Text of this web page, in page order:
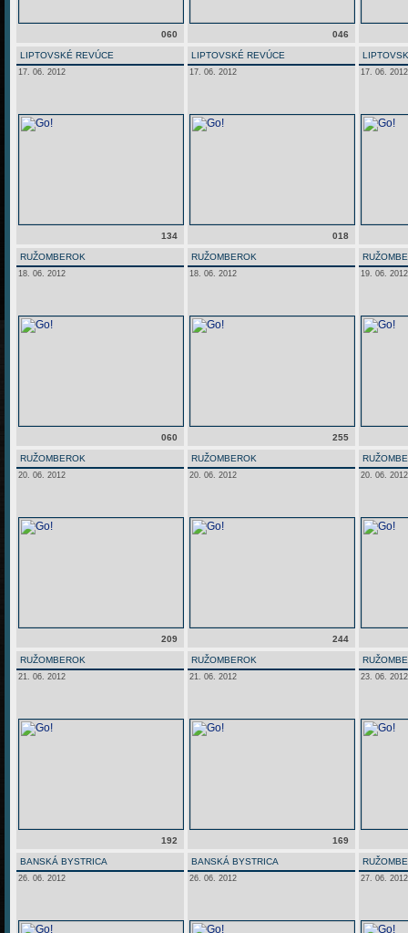
060 046
LIPTOVSKÉ REVÚCE
17. 06. 2012
134
LIPTOVSKÉ REVÚCE
17. 06. 2012
018
17. 06. 2012
RUŽOMBEROK
18. 06. 2012
060
RUŽOMBEROK
18. 06. 2012
255
19. 06. 2012
RUŽOMBEROK
20. 06. 2012
209
RUŽOMBEROK
20. 06. 2012
244
20. 06. 2012
RUŽOMBEROK
21. 06. 2012
192
RUŽOMBEROK
21. 06. 2012
169
23. 06. 2012
BANSKÁ BYSTRICA
26. 06. 2012
BANSKÁ BYSTRICA
26. 06. 2012 27. 06. 2012